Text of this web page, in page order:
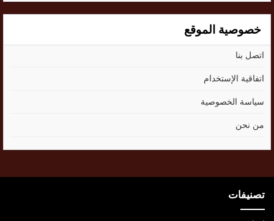
خصوصية الموقع
اتصل بنا
اتفاقية الإستخدام
سياسة الخصوصية
من نحن
تصنيفات